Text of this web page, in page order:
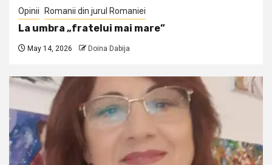
Opinii Romanii din jurul Romaniei
La umbra „fratelui mai mare”
May 14, 2026 Doina Dabija